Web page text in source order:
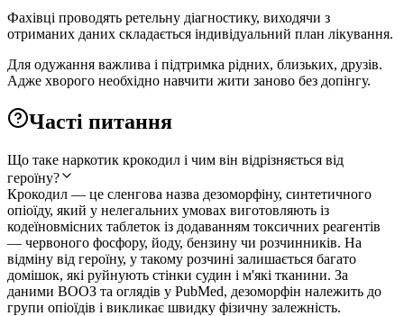
Фахівці проводять ретельну діагностику, виходячи з
отриманих даних складається індивідуальний план лікування.
Для одужання важлива і підтримка рідних, близьких, друзів.
Адже хворого необхідно навчити жити заново без допінгу.
Часті питання
Що таке наркотик крокодил і чим він відрізняється від
героїну?
Крокодил — це сленгова назва дезоморфіну, синтетичного
опіоїду, який у нелегальних умовах виготовляють із
кодеїновмісних таблеток із додаванням токсичних реагентів
— червоного фосфору, йоду, бензину чи розчинників. На
відміну від героїну, у такому розчині залишається багато
домішок, які руйнують стінки судин і м'які тканини. За
даними ВООЗ та оглядів у PubMed, дезоморфін належить до
групи опіоїдів і викликає швидку фізичну залежність.